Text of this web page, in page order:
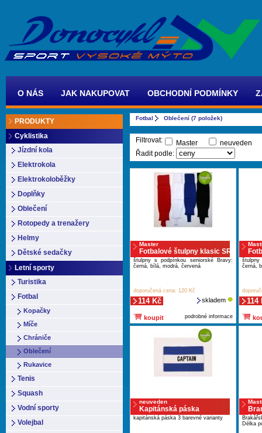
O NÁS JAK NAKUPOVAT OBCHODNÍ PODMÍNKY
PRODUKTY
Cyklistika
Jízdní kola
Elektrokola
Elektrokoloběžky
Doplňky
Oblečení
Rotopedy a trenažery
Helmy
Dětské sedačky
Letní sporty
Turistika
Fotbal
Kopačky
Míče
Chrániče
Oblečení
Rukavice
Tenis
Squash
Vodní sporty
Volejbal
Fotbal Oblečení (7 položek)
Filtrovat: Master
neuveden
Řadit podle:
Master
Fotbalové štulpny klasic SR
štulpny s podpínkou seniorské Bravy:
černá, bílá, modrá, červená
doporučená cena: 120 Kč
114 Kč skladem
koupit podrobné informace
černá,
114
neuveden
Kapitánská páska
kapitánská páska 3 barevné varianty
Délka